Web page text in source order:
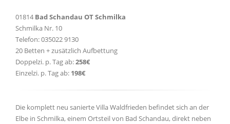
01814 Bad Schandau OT Schmilka
Schmilka Nr. 10
Telefon: 035022 9130
20 Betten + zusätzlich Aufbettung
Doppelzi. p. Tag ab:258€
Einzelzi. p. Tag ab: 198€
Die komplett neu sanierte Villa Waldfrieden befindet sich an der
Elbe in Schmilka, einem Ortsteil von Bad Schandau, direkt neben